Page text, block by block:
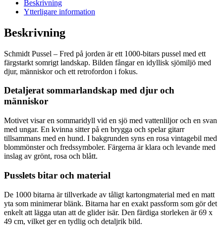
Beskrivning
Ytterligare information
Beskrivning
Schmidt Pussel – Fred på jorden är ett 1000-bitars pussel med ett
färgstarkt somrigt landskap. Bilden fångar en idyllisk sjömiljö med
djur, människor och ett retrofordon i fokus.
Detaljerat sommarlandskap med djur och
människor
Motivet visar en sommaridyll vid en sjö med vattenliljor och en svan
med ungar. En kvinna sitter på en brygga och spelar gitarr
tillsammans med en hund. I bakgrunden syns en rosa vintagebil med
blommönster och fredssymboler. Färgerna är klara och levande med
inslag av grönt, rosa och blått.
Pusslets bitar och material
De 1000 bitarna är tillverkade av tåligt kartongmaterial med en matt
yta som minimerar blänk. Bitarna har en exakt passform som gör det
enkelt att lägga utan att de glider isär. Den färdiga storleken är 69 x
49 cm, vilket ger en tydlig och detaljrik bild.